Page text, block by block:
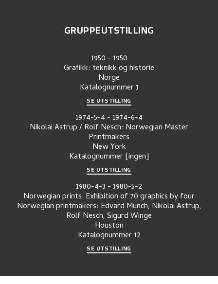
GRUPPEUTSTILLING
1950- 1950
Grafikk: teknikk og historie
Norge
Katalognummer 1
SE UTSTILLING
1974-5-4- 1974-6-4
Nikolai Astrup / Rolf Nesch: Norwegian Master
Printmakers
New York
Katalognummer[ingen]
SE UTSTILLING
1980-4-3- 1980-5-2
Norwegian prints. Exhibition of 70 graphics by four
Norwegian printmakers: Edvard Munch, Nikolai Astrup,
Rolf Nesch, Sigurd Winge
Houston
Katalognummer 12
SE UTSTILLING